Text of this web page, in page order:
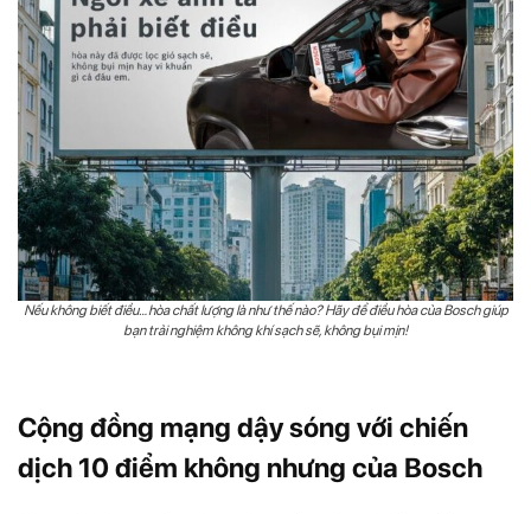
Nếu không biết điều… hòa chất lượng là như thế nào? Hãy để điều hòa của Bosch giúp
bạn trải nghiệm không khí sạch sẽ, không bụi mịn!
Cộng đồng mạng dậy sóng với chiến
dịch 10 điểm không nhưng của Bosch